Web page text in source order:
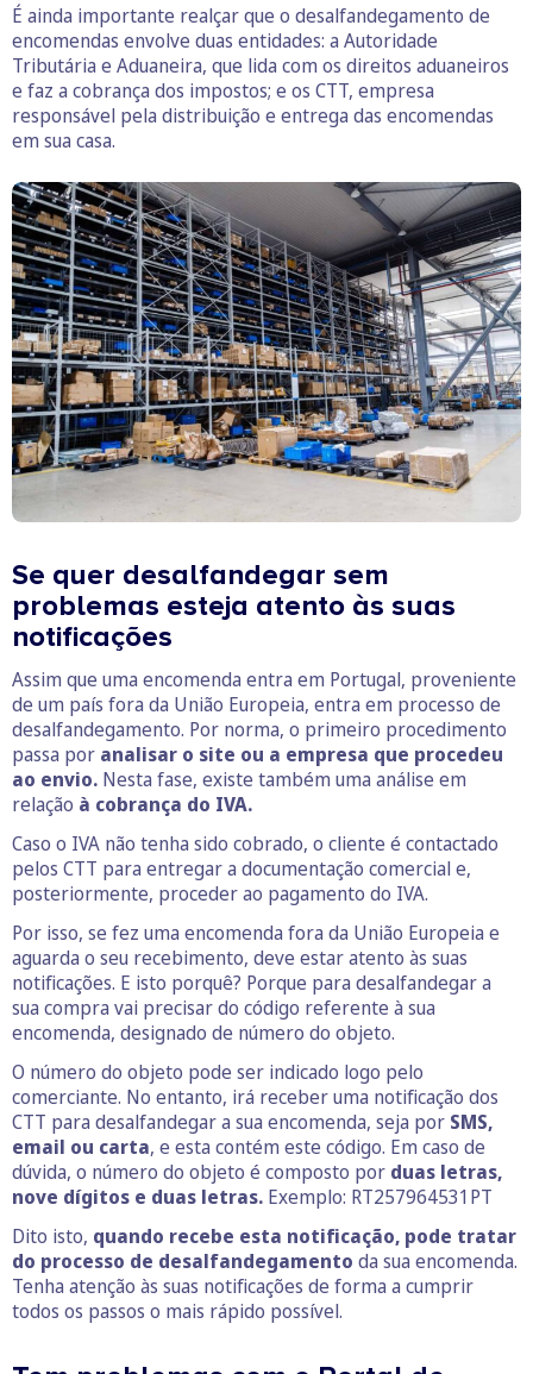
É ainda importante realçar que o desalfandegamento de
encomendas envolve duas entidades: a Autoridade
Tributária e Aduaneira, que lida com os direitos aduaneiros
e faz a cobrança dos impostos; e os CTT, empresa
responsável pela distribuição e entrega das encomendas
em sua casa.
Se quer desalfandegar sem
problemas esteja atento às suas
notificações
Assim que uma encomenda entra em Portugal, proveniente
de um país fora da União Europeia, entra em processo de
desalfandegamento. Por norma, o primeiro procedimento
passa por analisar o site ou a empresa que procedeu
ao envio. Nesta fase, existe também uma análise em
relação à cobrança do IVA.
Caso o IVA não tenha sido cobrado, o cliente é contactado
pelos CTT para entregar a documentação comercial e,
posteriormente, proceder ao pagamento do IVA.
Por isso, se fez uma encomenda fora da União Europeia e
aguarda o seu recebimento, deve estar atento às suas
notificações. E isto porquê? Porque para desalfandegar a
sua compra vai precisar do código referente à sua
encomenda, designado de número do objeto.
O número do objeto pode ser indicado logo pelo
comerciante. No entanto, irá receber uma notificação dos
CTT para desalfandegar a sua encomenda, seja por SMS,
email ou carta, e esta contém este código. Em caso de
dúvida, o número do objeto é composto por duas letras,
nove dígitos e duas letras. Exemplo: RT257964531PT
Dito isto, quando recebe esta notificação, pode tratar
do processo de desalfandegamento da sua encomenda.
Tenha atenção às suas notificações de forma a cumprir
todos os passos o mais rápido possível.